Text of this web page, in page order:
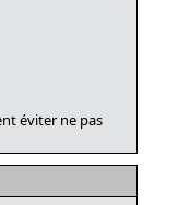
éviter ne pas